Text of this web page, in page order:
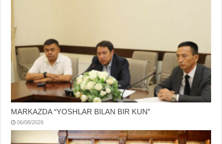
MARKAZDA “YOSHLAR BILAN BIR KUN”
06/08/2026